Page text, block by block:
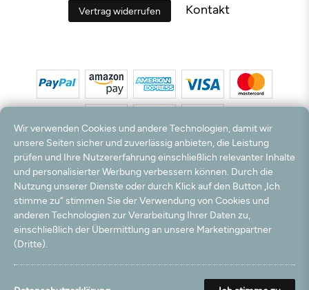
Vertrag widerrufen Kontakt
*Alle Preise inkl. MwSt. und zzgl. Versandkosten. **Kostenloser Versand und Rückversand
nur innerhalb Deutschlands und Österreichs.
Hinweis:Wir nutzen Ihre E-Mail Adresse für werbliche Zwecke, die jederzeit widerrufen
werden können. Ihre Daten werden nicht an Dritte weitergegeben.
© 2003 - 2026 Teppichversand24 GmbH / Alle Rechte vorbehalten. powered by
createyourtemplate
Wir verwenden Cookies und andere Technologien, damit wir
unsere Seiten sicher und zuverlässig anbieten, die Leistung
prüfen und Ihre Nutzererfahrung einschließlich relevanter Inhalte
und personalisierter Werbung verbessern können. Durch die
Nutzung unserer Dienste oder durch Klick auf den Button „Ich
stimme zu“ stimmen Sie der Verwendung von Cookies und
anderen Technologien zur Verarbeitung Ihrer Daten zu,
einschließlich der Übermittlung an unsere Marketingpartner
(Dritte).